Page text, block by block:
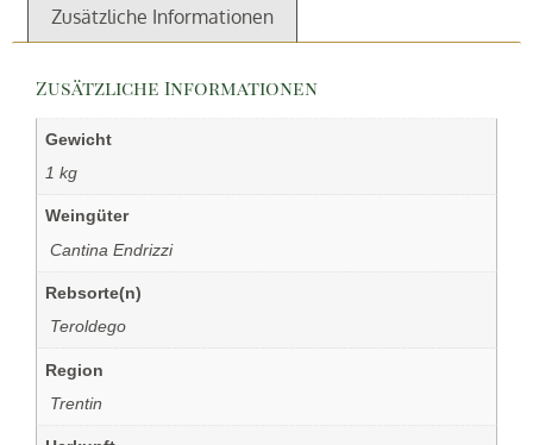
Zusätzliche Informationen
Zusätzliche Informationen
Gewicht
1 kg
Weingüter
‏‏‎ ‎Cantina Endrizzi
Rebsorte(n)
‏‏‎ ‎Teroldego
Region
‏‏‎ ‎Trentin